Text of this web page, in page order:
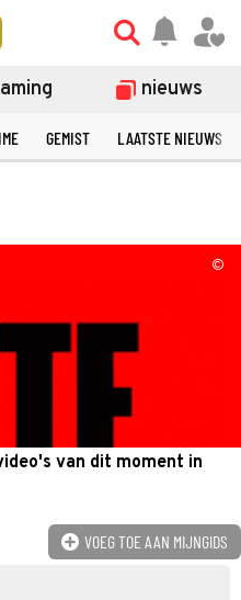
nieuws
GEMIST LAATSTE NIEUWS
©
van dit moment in
VOEG TOE AAN MIJNGIDS